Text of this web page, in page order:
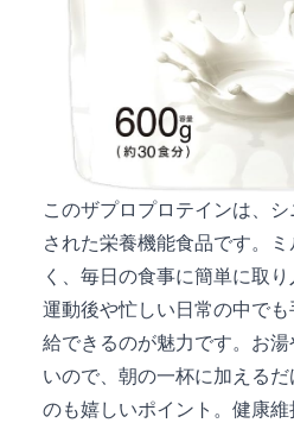
このザプロプロテインは、
された栄養機能食品です。
く、毎日の食事に簡単に取り
運動後や忙しい日常の中で
給できるのが魅力です。お
いので、朝の一杯に加える
のも嬉しいポイント。健康